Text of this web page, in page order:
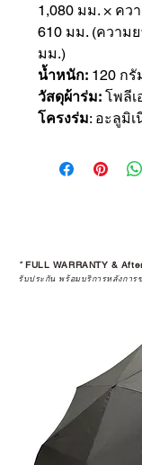
1,080 มม. × คว
610 มม. (ความ
มม.)
น้ำหนัก: 120 กรั
วัสดุผ้าร่ม: โพลีเ
โครงร่ม: อะลูมิ
*FULL WARRANTY &
รับประกัน พร้อมบริการหลังการ